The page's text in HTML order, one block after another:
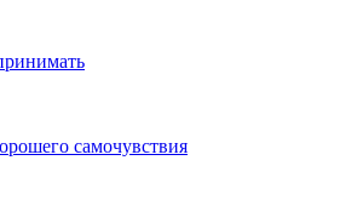
самочувствия